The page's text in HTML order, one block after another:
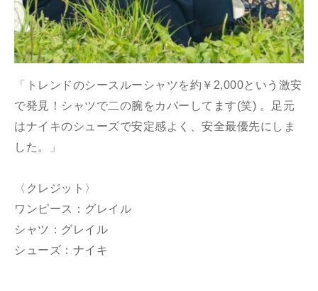
「トレンドのシースルーシャツを約￥2,000という激安
で発見！シャツで二の腕をカバーしてます(笑) 。足元
はナイキのシューズで安定感よく、安全最優先にしま
した。」
〈クレジット〉
ワンピース：グレイル
シャツ：グレイル
シューズ：ナイキ